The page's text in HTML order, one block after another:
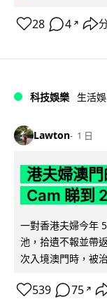
28 4 ↗
科技娛樂 生活
Lawton 1 日
港夫婦澳
Cam 睇到
一對香港夫婦今年
池，拾遺不報並帶
次入境澳門時，被
539 75 ↗